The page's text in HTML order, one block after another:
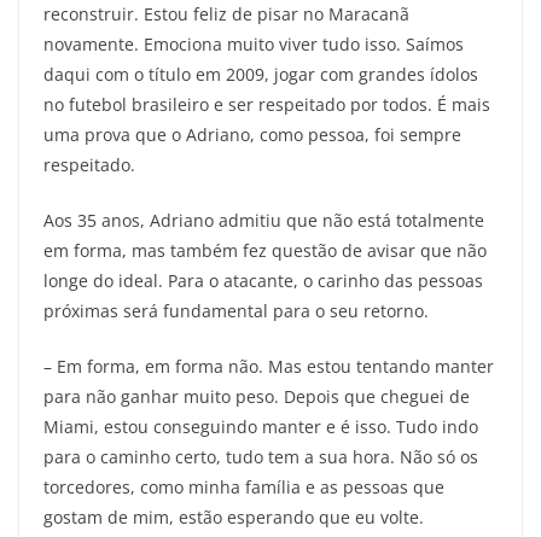
reconstruir. Estou feliz de pisar no Maracanã
novamente. Emociona muito viver tudo isso. Saímos
daqui com o título em 2009, jogar com grandes ídolos
no futebol brasileiro e ser respeitado por todos. É mais
uma prova que o Adriano, como pessoa, foi sempre
respeitado.
Aos 35 anos, Adriano admitiu que não está totalmente
em forma, mas também fez questão de avisar que não
longe do ideal. Para o atacante, o carinho das pessoas
próximas será fundamental para o seu retorno.
– Em forma, em forma não. Mas estou tentando manter
para não ganhar muito peso. Depois que cheguei de
Miami, estou conseguindo manter e é isso. Tudo indo
para o caminho certo, tudo tem a sua hora. Não só os
torcedores, como minha família e as pessoas que
gostam de mim, estão esperando que eu volte.